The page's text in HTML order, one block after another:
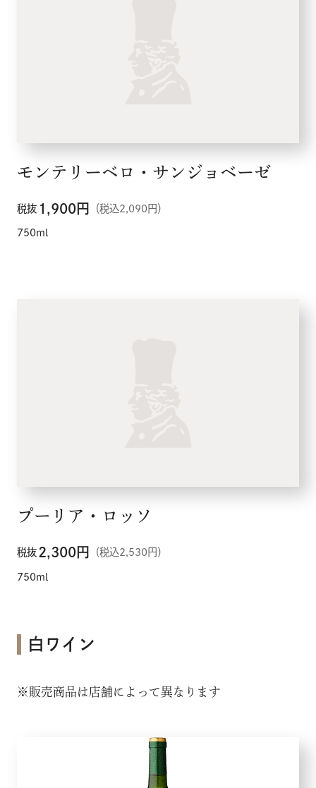
モンテリーベロ・サンジョベーゼ
税抜 1,900円 （税込2,090円）
750ml
プーリア・ロッソ
税抜 2,300円 （税込2,530円）
750ml
白ワイン
※販売商品は店舗によって異なります